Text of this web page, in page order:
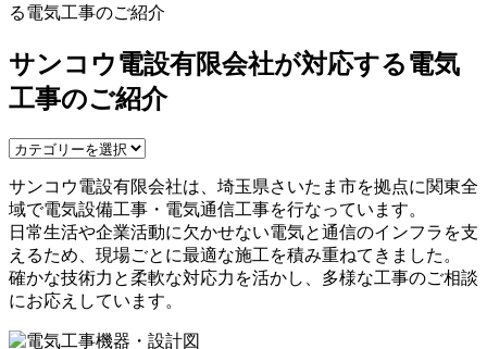
る電気工事のご紹介
サンコウ電設有限会社が対応する電気
工事のご紹介
サンコウ電設有限会社は、埼玉県さいたま市を拠点に関東全
域で電気設備工事・電気通信工事を行なっています。
日常生活や企業活動に欠かせない電気と通信のインフラを支
えるため、現場ごとに最適な施工を積み重ねてきました。
確かな技術力と柔軟な対応力を活かし、多様な工事のご相談
にお応えしています。